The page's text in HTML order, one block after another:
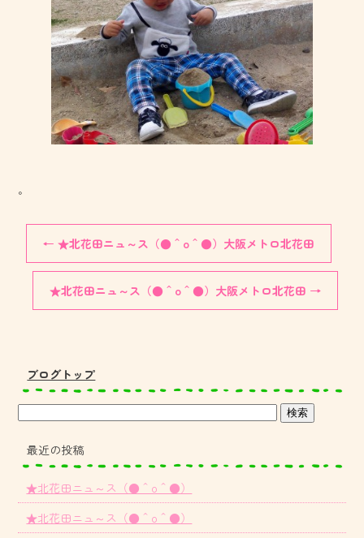
。
← ★北花田ニュ～ス（●＾o＾●）大阪メトロ北花田
★北花田ニュ～ス（●＾o＾●）大阪メトロ北花田 →
ブログトップ
最近の投稿
★北花田ニュ～ス（●＾o＾●）
★北花田ニュ～ス（●＾o＾●）